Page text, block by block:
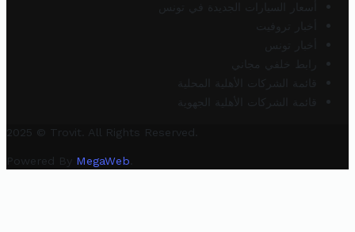
أسعار السيارات الجديدة في تونس
أخبار تروفيت
أخبار تونس
رابط خلفي مجاني
قائمة الشركات الأهلية المحلية
قائمة الشركات الأهلية الجهوية
2025 © Trovit. All Rights Reserved.
Powered By MegaWeb